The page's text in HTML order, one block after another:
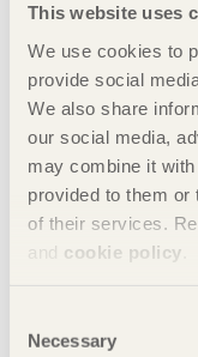
This website uses
We use cookies to
provide social
We also share
our social media,
may combine it
provided to them or
of their services.
and cookie policy
Selection
Necessary
Torsdag 5
Trä vår hållbara
Medverkande:
Trä, Robin
Trä- och
Kl.13:00-13:25,
Varför är
resurs, för att
Medverkande: